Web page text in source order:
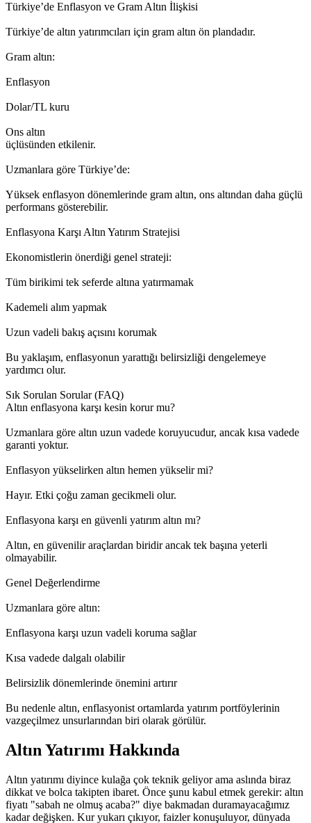
Türkiye’de Enflasyon ve Gram Altın İlişkisi
Türkiye’de altın yatırımcıları için gram altın ön plandadır.
Gram altın:
Enflasyon
Dolar/TL kuru
Ons altın
üçlüsünden etkilenir.
Uzmanlara göre Türkiye’de:
Yüksek enflasyon dönemlerinde gram altın, ons altından daha güçlü
performans gösterebilir.
Enflasyona Karşı Altın Yatırım Stratejisi
Ekonomistlerin önerdiği genel strateji:
Tüm birikimi tek seferde altına yatırmamak
Kademeli alım yapmak
Uzun vadeli bakış açısını korumak
Bu yaklaşım, enflasyonun yarattığı belirsizliği dengelemeye
yardımcı olur.
Sık Sorulan Sorular (FAQ)
Altın enflasyona karşı kesin korur mu?
Uzmanlara göre altın uzun vadede koruyucudur, ancak kısa vadede
garanti yoktur.
Enflasyon yükselirken altın hemen yükselir mi?
Hayır. Etki çoğu zaman gecikmeli olur.
Enflasyona karşı en güvenli yatırım altın mı?
Altın, en güvenilir araçlardan biridir ancak tek başına yeterli
olmayabilir.
Genel Değerlendirme
Uzmanlara göre altın:
Enflasyona karşı uzun vadeli koruma sağlar
Kısa vadede dalgalı olabilir
Belirsizlik dönemlerinde önemini artırır
Bu nedenle altın, enflasyonist ortamlarda yatırım portföylerinin
vazgeçilmez unsurlarından biri olarak görülür.
Altın Yatırımı Hakkında
Altın yatırımı diyince kulağa çok teknik geliyor ama aslında biraz
dikkat ve bolca takipten ibaret. Önce şunu kabul etmek gerekir: altın
fiyatı "sabah ne olmuş acaba?" diye bakmadan duramayacağımız
kadar değişken. Kur yukarı çıkıyor, faizler konuşuluyor, dünyada